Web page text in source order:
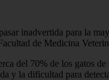
inadvertida para la
de Medicina
del 70% de los gatos
y la dificultad para